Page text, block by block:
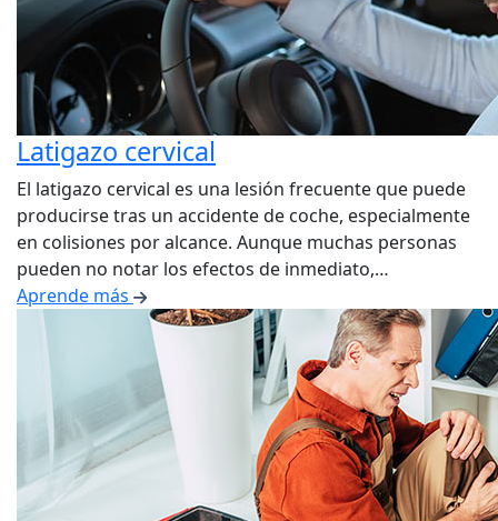
Latigazo cervical
El latigazo cervical es una lesión frecuente que puede
producirse tras un accidente de coche, especialmente
en colisiones por alcance. Aunque muchas personas
pueden no notar los efectos de inmediato,…
Aprende más